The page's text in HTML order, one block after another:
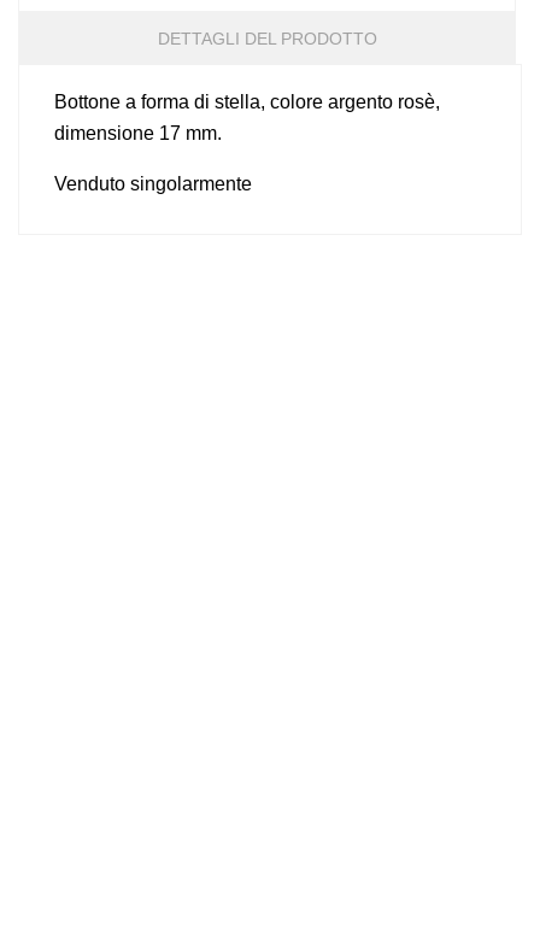
DETTAGLI DEL PRODOTTO
Bottone a forma di stella, colore argento rosè,
dimensione 17 mm.
Venduto singolarmente